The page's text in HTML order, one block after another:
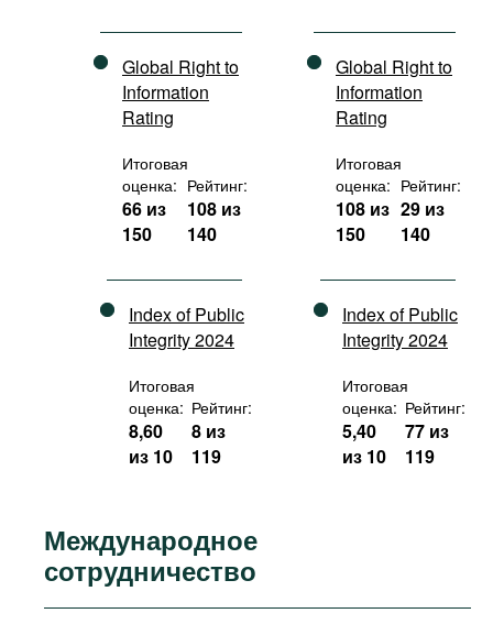
Global Right to
Information
Rating
Итоговая
оценка:
66 из
150
Рейтинг:
108 из
140
Index of Public
Integrity 2024
Итоговая
оценка:
8,60
из 10
Рейтинг:
8 из
119
Global Right to
Information
Rating
Итоговая
оценка:
108 из
150
Рейтинг:
29 из
140
Index of Public
Integrity 2024
Итоговая
оценка:
5,40
из 10
Рейтинг:
77 из
119
Международное
сотрудничество